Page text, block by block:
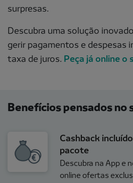
surpresas.
Descubra uma solução
gerir pagamentos e despesas
taxa de juros. Peça já online o
Benefícios pensados no
Cashback
pacote
Descubra na App e
online ofertas